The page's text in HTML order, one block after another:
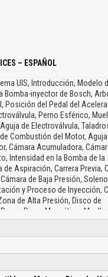
– ESPAÑOL
UIS, Introducción, Modelo
inyector de Bosch,
Posición del Pedal del
Perno Esférico,
de Electroválvula,
Combustión del Motor, Aguja
Cámara Acumuladora,
Intensidad en la Bomba de la
Aspiración, Carrera Previa,
de Baja Presión,
y Proceso de Inyección,
de Alta Presión, Disco de
Disco Magnético, Muelle
de Presión, Taladro de
del Cuerpo del Inyector, Guía
de la Inyección,
Flujo, Esfuerzo, Masa
Rigidez Muelle Aguja,